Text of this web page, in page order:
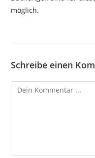
möglich.
Schreibe einen
Kommentieren